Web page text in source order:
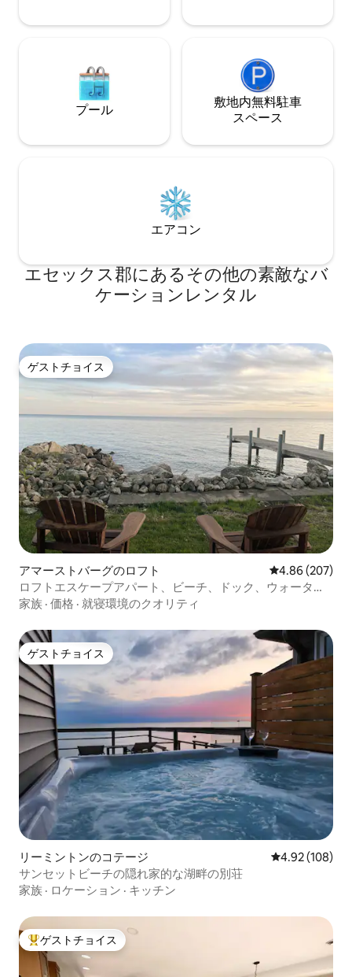
プール
敷地内無料駐⁠車
ス⁠ペ⁠ー⁠ス
エアコン
エセックス郡にあるその他の素敵なバ
ケーションレンタル
ゲストチョイス
ゲストチョイス
アマーストバーグのロフト レビュー207
4.86 (207)
ロフトエスケープアパート、ビーチ、ドック、ウォーター
フロントに隣接
家族 · 価格 · 就寝環境のクオリティ
ゲストチョイス
ゲストチョイス
リーミントンのコテージ レビュー108
4.92 (108)
サンセットビーチの隠れ家的な湖畔の別荘
家族 · ロケーション · キッチン
大好評のゲストチョイスです。
ゲストチョイス